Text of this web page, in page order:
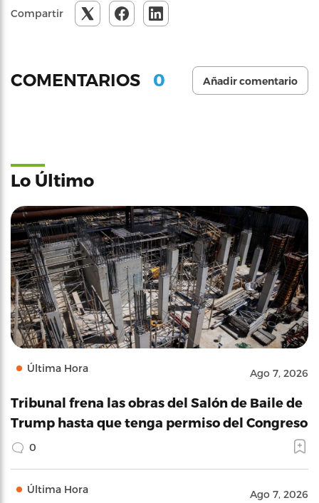
Compartir
COMENTARIOS 0 Añadir comentario
Lo Último
Última Hora Ago 7, 2026
Tribunal frena las obras del Salón de Baile de
Trump hasta que tenga permiso del Congreso
0
Última Hora Ago 7, 2026